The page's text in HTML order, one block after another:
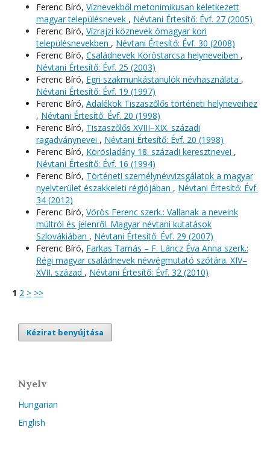
Ferenc Bíró, Víznevekből metonimikusan keletkezett
magyar településnevek , Névtani Értesítő: Évf. 27 (2005)
Ferenc Bíró, Vízrajzi köznevek ómagyar kori
településnevekben , Névtani Értesítő: Évf. 30 (2008)
Ferenc Bíró, Családnevek Köröstarcsa helyneveiben ,
Névtani Értesítő: Évf. 25 (2003)
Ferenc Bíró, Egri szakmunkástanulók névhasználata ,
Névtani Értesítő: Évf. 19 (1997)
Ferenc Bíró, Adalékok Tiszaszőlős történeti helyneveihez
, Névtani Értesítő: Évf. 20 (1998)
Ferenc Bíró, Tiszaszőlős XVIII−XIX. századi
ragadványnevei , Névtani Értesítő: Évf. 20 (1998)
Ferenc Bíró, Körösladány 18. századi keresztnevei ,
Névtani Értesítő: Évf. 16 (1994)
Ferenc Bíró, Történeti személynévvizsgálatok a magyar
nyelvterület északkeleti régiójában , Névtani Értesítő: Évf.
34 (2012)
Ferenc Bíró, Vörös Ferenc szerk.: Vallanak a neveink
múltról és jelenről. Magyar névtani kutatások
Szlovákiában , Névtani Értesítő: Évf. 29 (2007)
Ferenc Bíró, Farkas Tamás – F. Láncz Éva Anna szerk.:
Régi magyar családnevek névvégmutató szótára. XIV–
XVII. század , Névtani Értesítő: Évf. 32 (2010)
1 2 > >>
Kézirat benyújtása
Nyelv
Hungarian
English